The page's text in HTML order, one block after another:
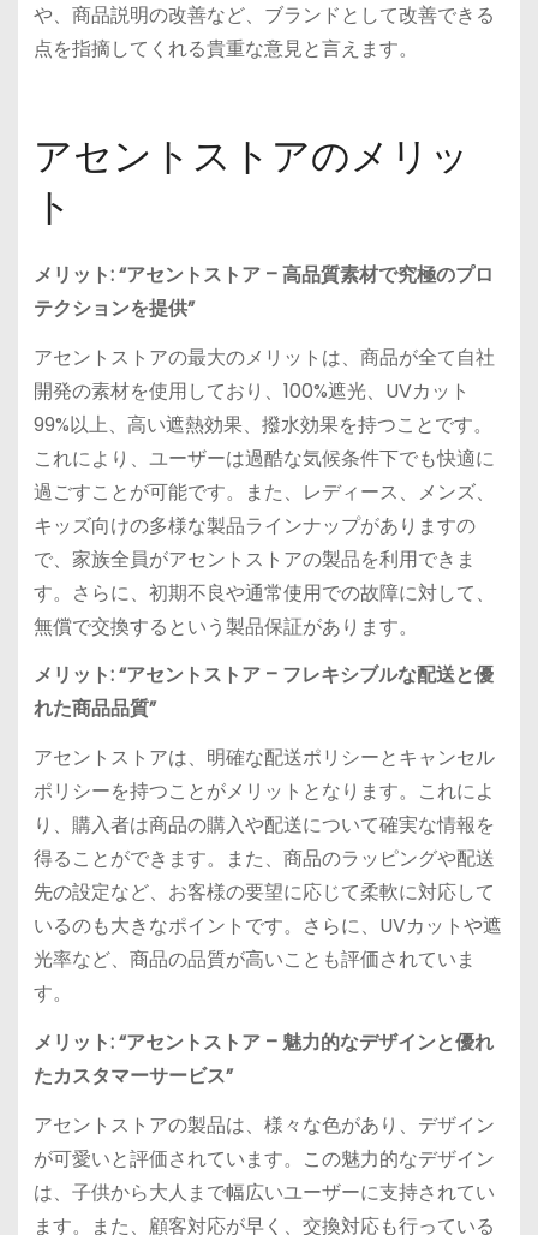
や、商品説明の改善など、ブランドとして改善できる
点を指摘してくれる貴重な意見と言えます。
アセントストアのメリッ
ト
メリット: “アセントストア – 高品質素材で究極のプロ
テクションを提供”
アセントストアの最大のメリットは、商品が全て自社
開発の素材を使用しており、100%遮光、UVカット
99%以上、高い遮熱効果、撥水効果を持つことです。
これにより、ユーザーは過酷な気候条件下でも快適に
過ごすことが可能です。また、レディース、メンズ、
キッズ向けの多様な製品ラインナップがありますの
で、家族全員がアセントストアの製品を利用できま
す。さらに、初期不良や通常使用での故障に対して、
無償で交換するという製品保証があります。
メリット: “アセントストア – フレキシブルな配送と優
れた商品品質”
アセントストアは、明確な配送ポリシーとキャンセル
ポリシーを持つことがメリットとなります。これによ
り、購入者は商品の購入や配送について確実な情報を
得ることができます。また、商品のラッピングや配送
先の設定など、お客様の要望に応じて柔軟に対応して
いるのも大きなポイントです。さらに、UVカットや遮
光率など、商品の品質が高いことも評価されていま
す。
メリット: “アセントストア – 魅力的なデザインと優れ
たカスタマーサービス”
アセントストアの製品は、様々な色があり、デザイン
が可愛いと評価されています。この魅力的なデザイン
は、子供から大人まで幅広いユーザーに支持されてい
ます。また、顧客対応が早く、交換対応も行っている